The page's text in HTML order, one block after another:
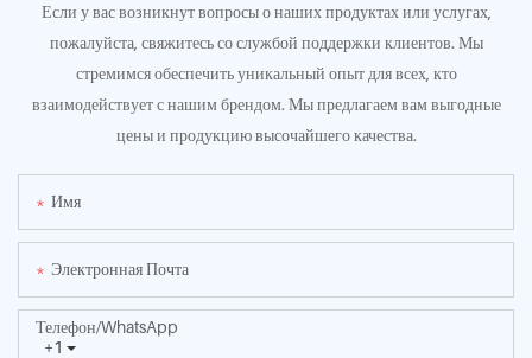
Если у вас возникнут вопросы о наших продуктах или услугах,
пожалуйста, свяжитесь со службой поддержки клиентов. Мы
стремимся обеспечить уникальный опыт для всех, кто
взаимодействует с нашим брендом. Мы предлагаем вам выгодные
цены и продукцию высочайшего качества.
Имя
Электронная Почта
+1
Телефон/WhatsApp